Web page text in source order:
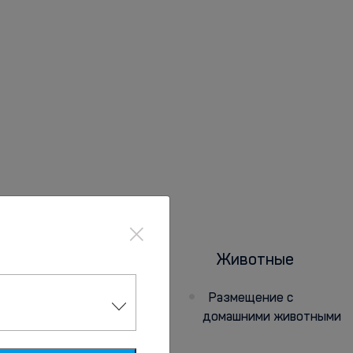
Животные
Размещение с
домашними животными
×